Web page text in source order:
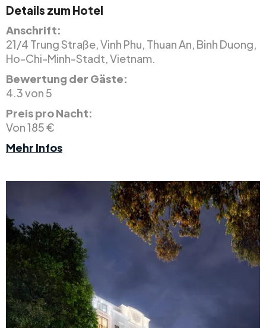
Details zum Hotel
Anschrift:
21/4 Trung Straße, Vinh Phu, Thuan An, Binh Duong,
Ho-Chi-Minh-Stadt, Vietnam.
Bewertung der Gäste:
4.3 von 5
Preis pro Nacht:
Von 185 €
Mehr Infos